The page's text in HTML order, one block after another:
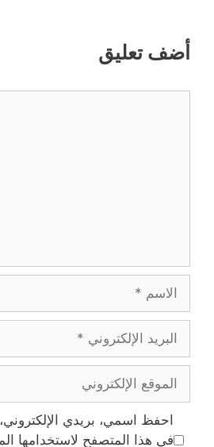
أضف تعليق
الإلكتروني
الإلكتروني
احفظ اسمي، بريدي الإلكتروني،
في هذا المتصفح لاستخدامها